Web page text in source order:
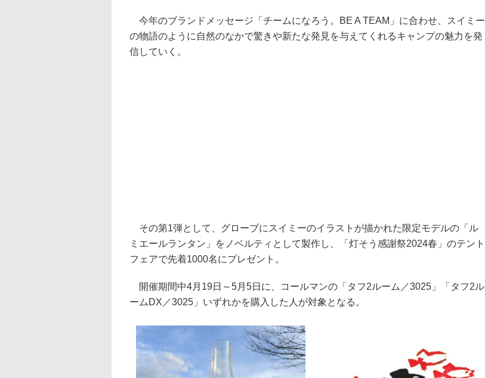
今年のブランドメッセージ「チームになろう。BE A TEAM」に合わせ、スイミー
の物語のように自然のなかで驚きや新たな発見を与えてくれるキャンプの魅力を発
信していく。
その第1弾として、グローブにスイミーのイラストが描かれた限定モデルの「ル
ミエールランタン」をノベルティとして製作し、「灯そう感謝祭2024春」のテント
フェアで先着1000名にプレゼント。
開催期間中4月19日～5月5日に、コールマンの「タフ2ルーム／3025」「タフ2ル
ームDX／3025」いずれかを購入した人が対象となる。